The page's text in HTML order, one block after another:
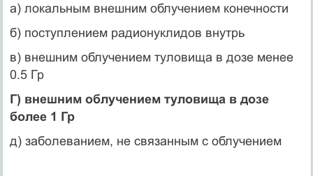
а) локальным внешним облучением конечности
б) поступлением радионуклидов внутрь
в) внешним облучением туловища в дозе менее
0.5 Гр
Г) внешним облучением туловища в дозе
более 1 Гр
д) заболеванием, не связанным с облучением